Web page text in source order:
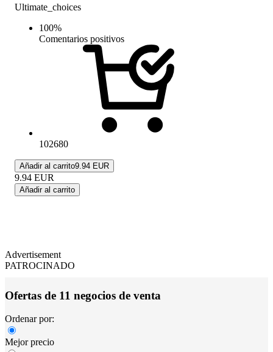
Ultimate_choices
100%
Comentarios positivos
102680
Añadir al carrito9.94 EUR
9.94 EUR
Añadir al carrito
Advertisement
PATROCINADO
Ofertas de 11 negocios de venta
Ordenar por:
Mejor precio